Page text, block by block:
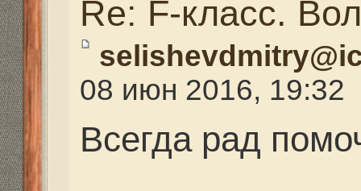
09 июн 2016, 17:04
Ребят, держите
https://